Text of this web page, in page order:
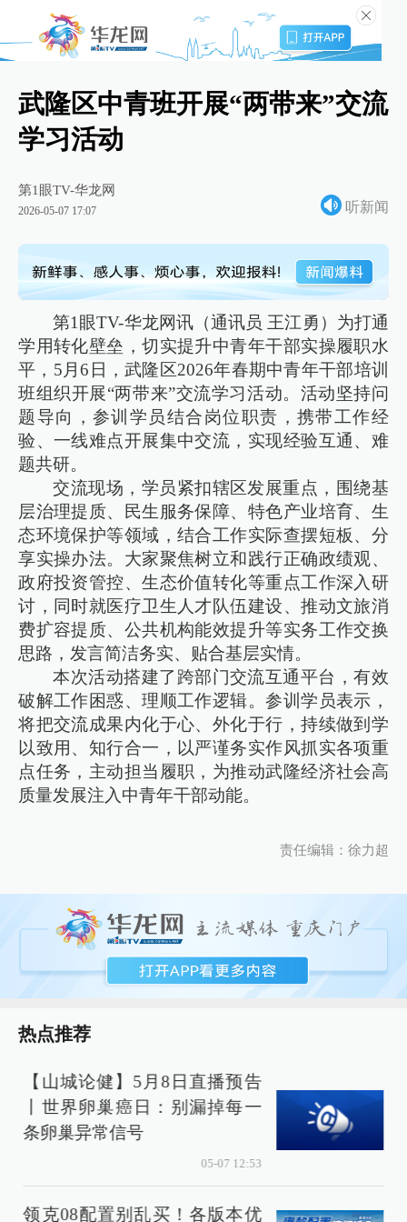
武隆区中青班开展“两带来”交流
学习活动
第1眼TV-华龙网
2026-05-07 17:07 听新闻
第1眼TV-华龙网讯（通讯员 王江勇）为打通
学用转化壁垒，切实提升中青年干部实操履职水
平，5月6日，武隆区2026年春期中青年干部培训
班组织开展“两带来”交流学习活动。活动坚持问
题导向，参训学员结合岗位职责，携带工作经
验、一线难点开展集中交流，实现经验互通、难
题共研。
交流现场，学员紧扣辖区发展重点，围绕基
层治理提质、民生服务保障、特色产业培育、生
态环境保护等领域，结合工作实际查摆短板、分
享实操办法。大家聚焦树立和践行正确政绩观、
政府投资管控、生态价值转化等重点工作深入研
讨，同时就医疗卫生人才队伍建设、推动文旅消
费扩容提质、公共机构能效提升等实务工作交换
思路，发言简洁务实、贴合基层实情。
本次活动搭建了跨部门交流互通平台，有效
破解工作困惑、理顺工作逻辑。参训学员表示，
将把交流成果内化于心、外化于行，持续做到学
以致用、知行合一，以严谨务实作风抓实各项重
点任务，主动担当履职，为推动武隆经济社会高
质量发展注入中青年干部动能。
责任编辑：徐力超
热点推荐
【山城论健】5月8日直播预告
丨世界卵巢癌日：别漏掉每一
条卵巢异常信号
05-07 12:53
领克08配置别乱买！各版本优